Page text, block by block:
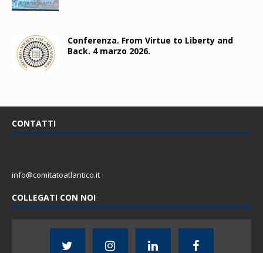
Conferenza. From Virtue to Liberty and
Back. 4 marzo 2026.
CONTATTI
info@comitatoatlantico.it
COLLEGATI CON NOI